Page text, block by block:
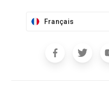
Français